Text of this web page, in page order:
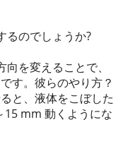
るのでしょうか?
を変えることで、
す。彼らのやり方？
と、液体をこぼした
15 mm 動くようにな